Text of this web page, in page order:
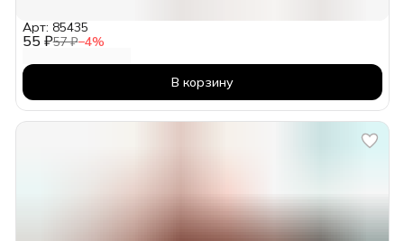
55 ₽57 ₽−4%
Арт: 85435
В корзину